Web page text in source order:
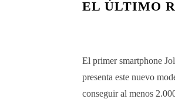
EL ÚLTIMO
El primer smartphone
presenta este nuevo
conseguir al menos